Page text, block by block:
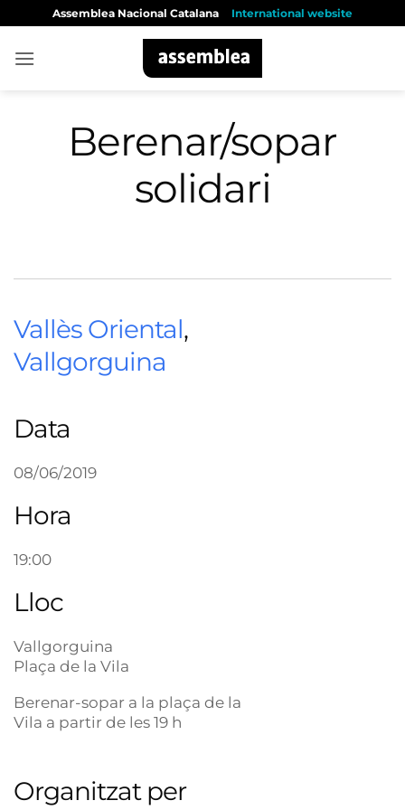
content
Assemblea Nacional Catalana International website
Berenar/sopar
solidari
Vallès Oriental,
Vallgorguina
Data
08/06/2019
Hora
19:00
Lloc
Vallgorguina
Plaça de la Vila
Berenar-sopar a la plaça de la
Vila a partir de les 19 h
Organitzat per